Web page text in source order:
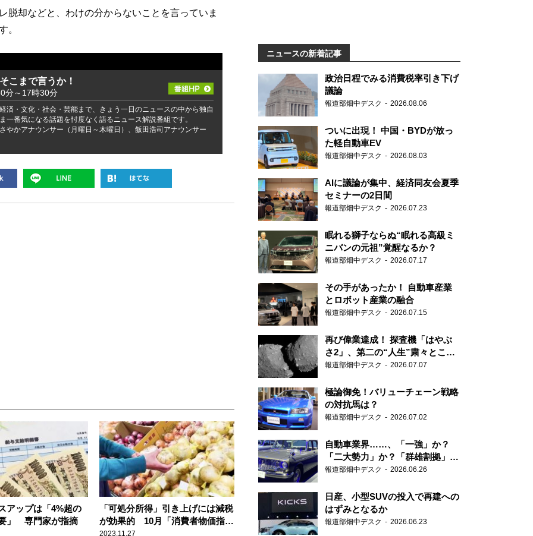
脱却などと、わけの分からないことを言っていま
。
こまで言うか！
分～17時30分
済・文化・社会・芸能まで、きょう一日のニュースの中から独自
一番気になる話題を忖度なく語るニュース解説番組です。
やかアナウンサー（月曜日～木曜日）、飯田浩司アナウンサー
アップは「4%超の
」 専門家が指摘
「可処分所得」引き上げには減税
が効果的 10月「消費者物価指
数」2.9%上昇
2023.11.27
ニュースの新着記事
政治日程でみる消費税率引き下げ
議論
報道部畑中デスク 2026.08.06
ついに出現！ 中国・BYDが放っ
た軽自動車EV
報道部畑中デスク 2026.08.03
AIに議論が集中、経済同友会夏季
セミナーの2日間
報道部畑中デスク 2026.07.23
眠れる獅子ならぬ“眠れる高級ミ
ニバンの元祖”覚醒なるか？
報道部畑中デスク 2026.07.17
その手があったか！ 自動車産業
とロボット産業の融合
報道部畑中デスク 2026.07.15
再び偉業達成！ 探査機「はやぶ
さ2」、第二の“人生”粛々とこな
す
報道部畑中デスク 2026.07.07
極論御免！バリューチェーン戦略
の対抗馬は？
報道部畑中デスク 2026.07.02
自動車業界……、「一強」か？
「二大勢力」か？「群雄割拠」
か？
報道部畑中デスク 2026.06.26
日産、小型SUVの投入で再建への
はずみとなるか
報道部畑中デスク 2026.06.23